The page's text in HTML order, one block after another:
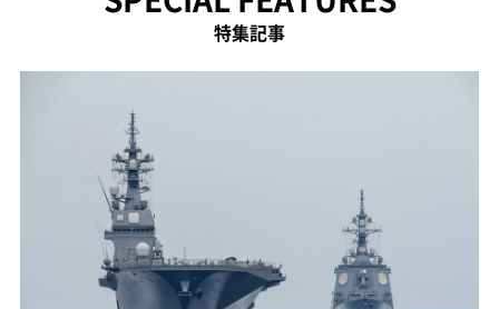
特集記事